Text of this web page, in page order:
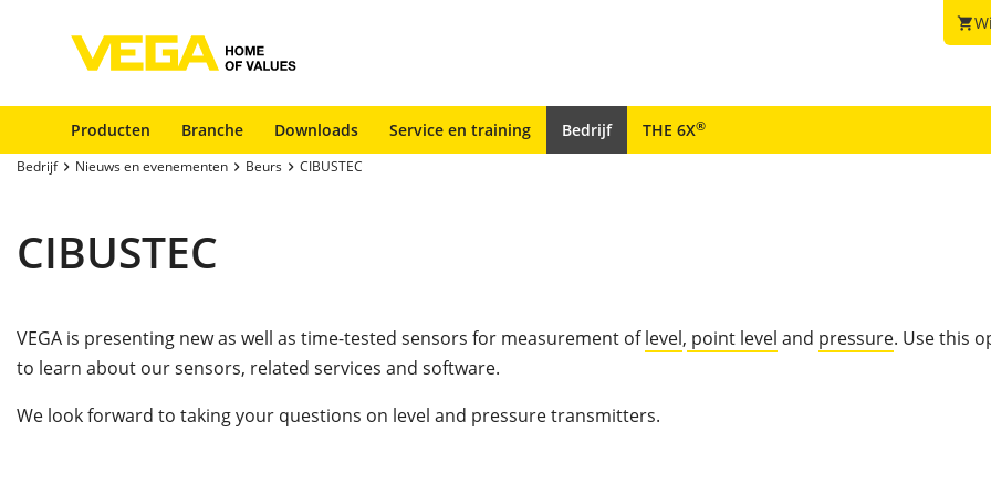
shopping_cart
Producten Branche Downloads Service en training Bedrijf THE 6X®
Bedrijf Nieuws en evenementen Beurs CIBUSTEC
CIBUSTEC
VEGA is presenting new as well as time-tested sensors for measurement oflevel, point level and pressure. Use this
to learn about our sensors, related services and software.
We look forward to taking your questions on level and pressure transmitters.